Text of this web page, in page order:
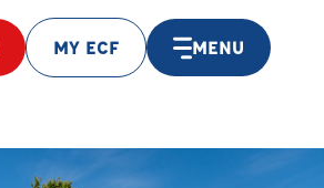
MY ECF MENU